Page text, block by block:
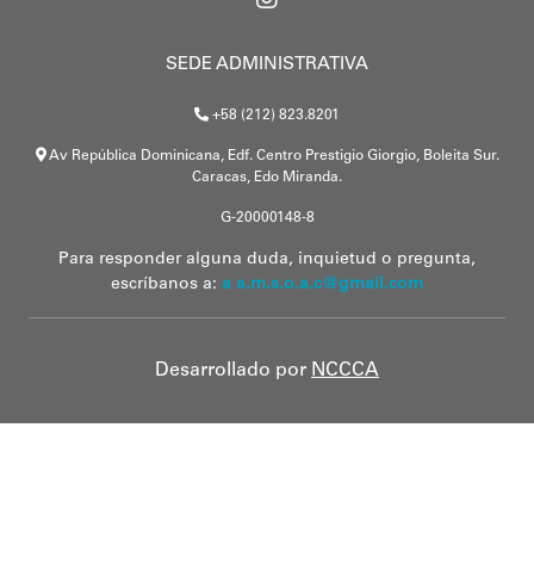
SEDE ADMINISTRATIVA
+58 (212) 823.8201
Av República Dominicana, Edf. Centro Prestigio Giorgio, Boleita Sur.
Caracas, Edo Miranda.
G-20000148-8
Para responder alguna duda, inquietud o pregunta,
escríbanos a: a a.m.s.o.a.c@gmail.com
Desarrollado por NCCCA